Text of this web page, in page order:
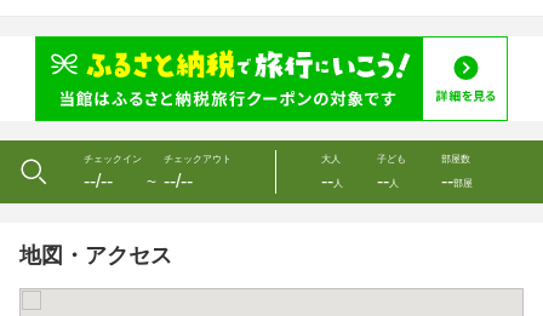
チェックイン
--/-- 〜
チェックアウト
--/--
大人
--人
子ども
--人
部屋数
--部屋
地図・アクセス